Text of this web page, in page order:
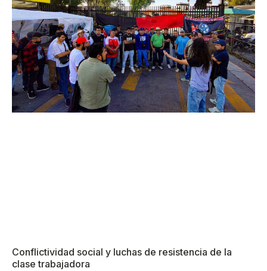
Conflictividad social y luchas de resistencia de la
clase trabajadora